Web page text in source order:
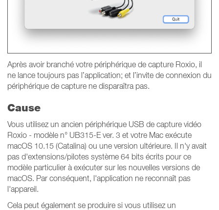
Après avoir branché votre périphérique de capture Roxio, il
ne lance toujours pas l’application; et l’invite de connexion du
périphérique de capture ne disparaîtra pas.
Cause
Vous utilisez un ancien périphérique USB de capture vidéo
Roxio - modèle n° UB315-E ver. 3 et votre Mac exécute
macOS 10.15 (Catalina) ou une version ultérieure. Il n'y avait
pas d'extensions/pilotes système 64 bits écrits pour ce
modèle particulier à exécuter sur les nouvelles versions de
macOS. Par conséquent, l'application ne reconnaît pas
l'appareil.
Cela peut également se produire si vous utilisez un